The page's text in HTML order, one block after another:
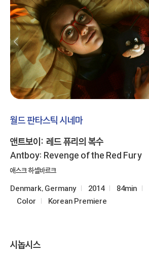
월드 판타스틱 시네마
앤트보이: 레드 퓨리의 복수
Antboy: Revenge of the Red Fury
애스크 하셀바르크
Denmark, Germany 2014 84min
Color
Korean Premiere
시놉시스